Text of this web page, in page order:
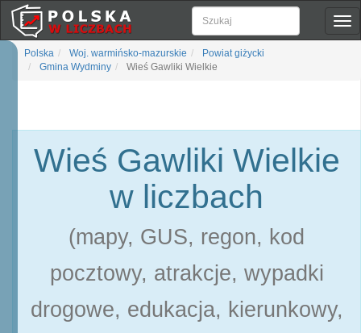
Polska Woj. warmińsko-mazurskie
Powiat giżycki
Gmina Wydminy
Wieś Gawliki Wielkie
Wieś Gawliki Wielkie
w liczbach
(mapy, GUS, regon, kod
pocztowy, atrakcje, wypadki
drogowe, edukacja, kierunkowy,